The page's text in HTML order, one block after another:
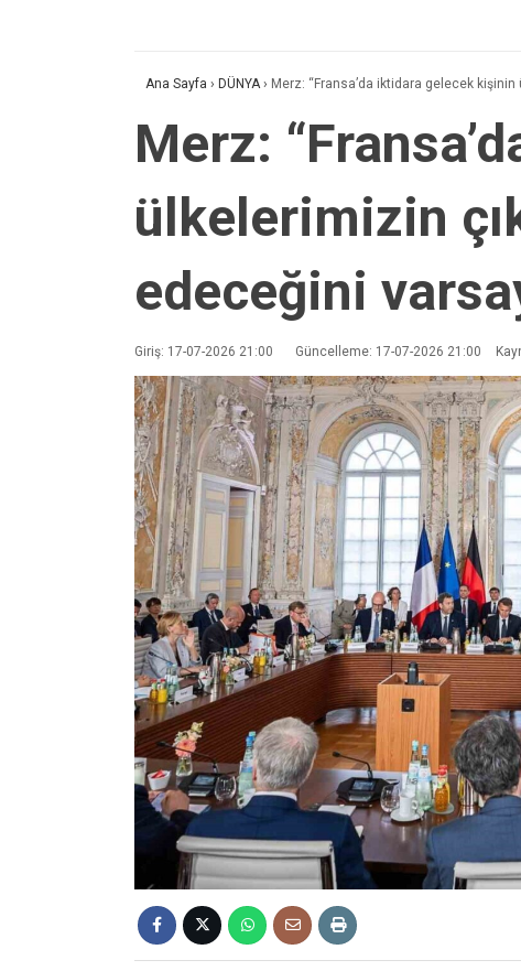
Ana Sayfa › DÜNYA› Merz: “Fransa’da iktidara gelecek
Merz:
ülkelerimizin
edeceğini
Giriş: 17-07-2026 21:00 Güncelleme: 17-07-2026 21:00